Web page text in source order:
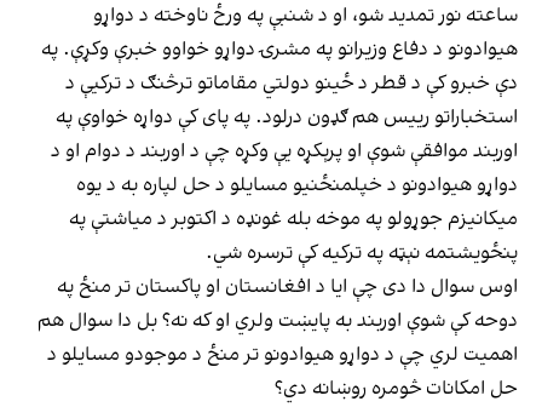
ساعته نور تمدید شو، او د شنبې په ورځ ناوخته د دواړو
هیوادونو د دفاع وزیرانو په مشرۍ دواړو خواوو خبرې وکړې. په
دې خبرو کې د قطر د ځینو دولتي مقاماتو ترڅنګ د ترکیې د
استخباراتو رییس هم ګډون درلود. په پای کې دواړه خواوې په
اوربند موافقې شوې او پرېکړه یې وکړه چې د اوربند د دوام او د
دواړو هیوادونو د خپلمنځنیو مسایلو د حل لپاره به د یوه
میکانیزم جوړولو په موخه بله غونډه د اکتوبر د میاشتې په
پنځویشتمه نېټه په ترکیه کې ترسره شي.
اوس سوال دا دی چې ایا د افغانستان او پاکستان تر منځ په
دوحه کې شوې اوربند به پایښت ولري او که نه؟ بل دا سوال هم
اهمیت لري چې د دواړو هیوادونو تر منځ د موجودو مسایلو د
حل امکانات څومره روښانه دي؟